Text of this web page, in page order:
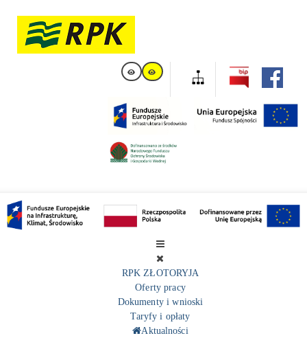
RPK ZŁOTORYJA
Oferty pracy
Dokumenty i wnioski
Taryfy i opłaty
Aktualności